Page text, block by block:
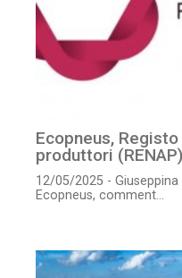
Ecopneus,
produttori (RENAP)
12/05/2025 -
Ecopneus, comment...